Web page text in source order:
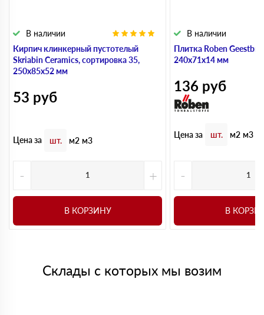
Кирпич клинкерный пустотелый
Skriabin Ceramics, сортировка 35,
250х85х52 мм
В наличии
53 руб
Цена за шт. м2 м3
- +
В КОРЗИНУ
Плитка Roben
240х71х14 мм
В наличии
136 руб
Цена за шт. м2 м3
-
В
Склады с которых мы возим